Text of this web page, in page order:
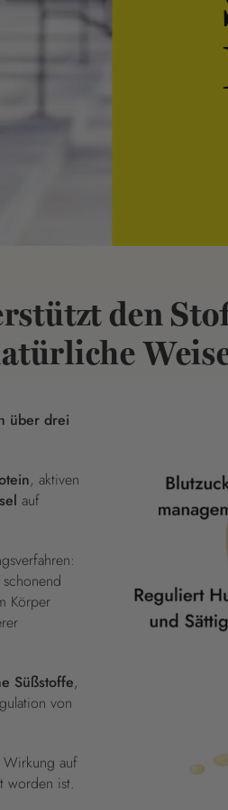
den
über drei
, aktiven
auf
Körper
Süßstoffe,
von
Wirkung auf
worden ist.